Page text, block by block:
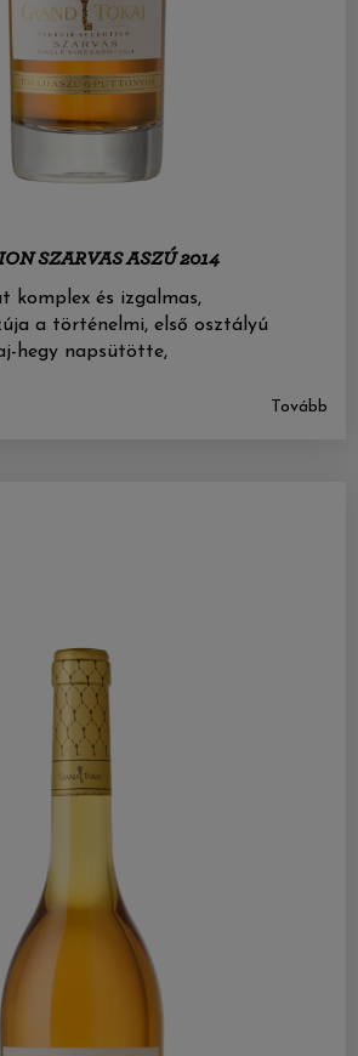
SZARVAS ASZÚ 2014
komplex és izgalmas,
a történelmi, első osztályú
hegy napsütötte,
Tovább